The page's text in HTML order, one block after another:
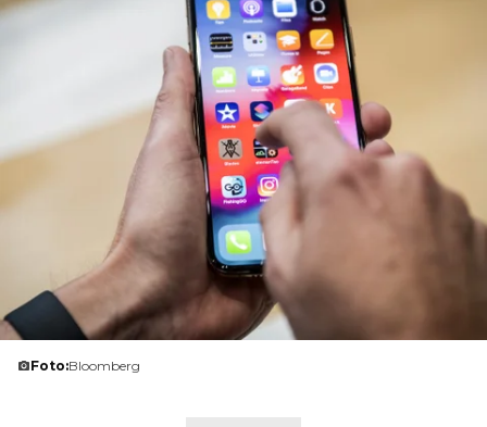
Foto:Bloomberg